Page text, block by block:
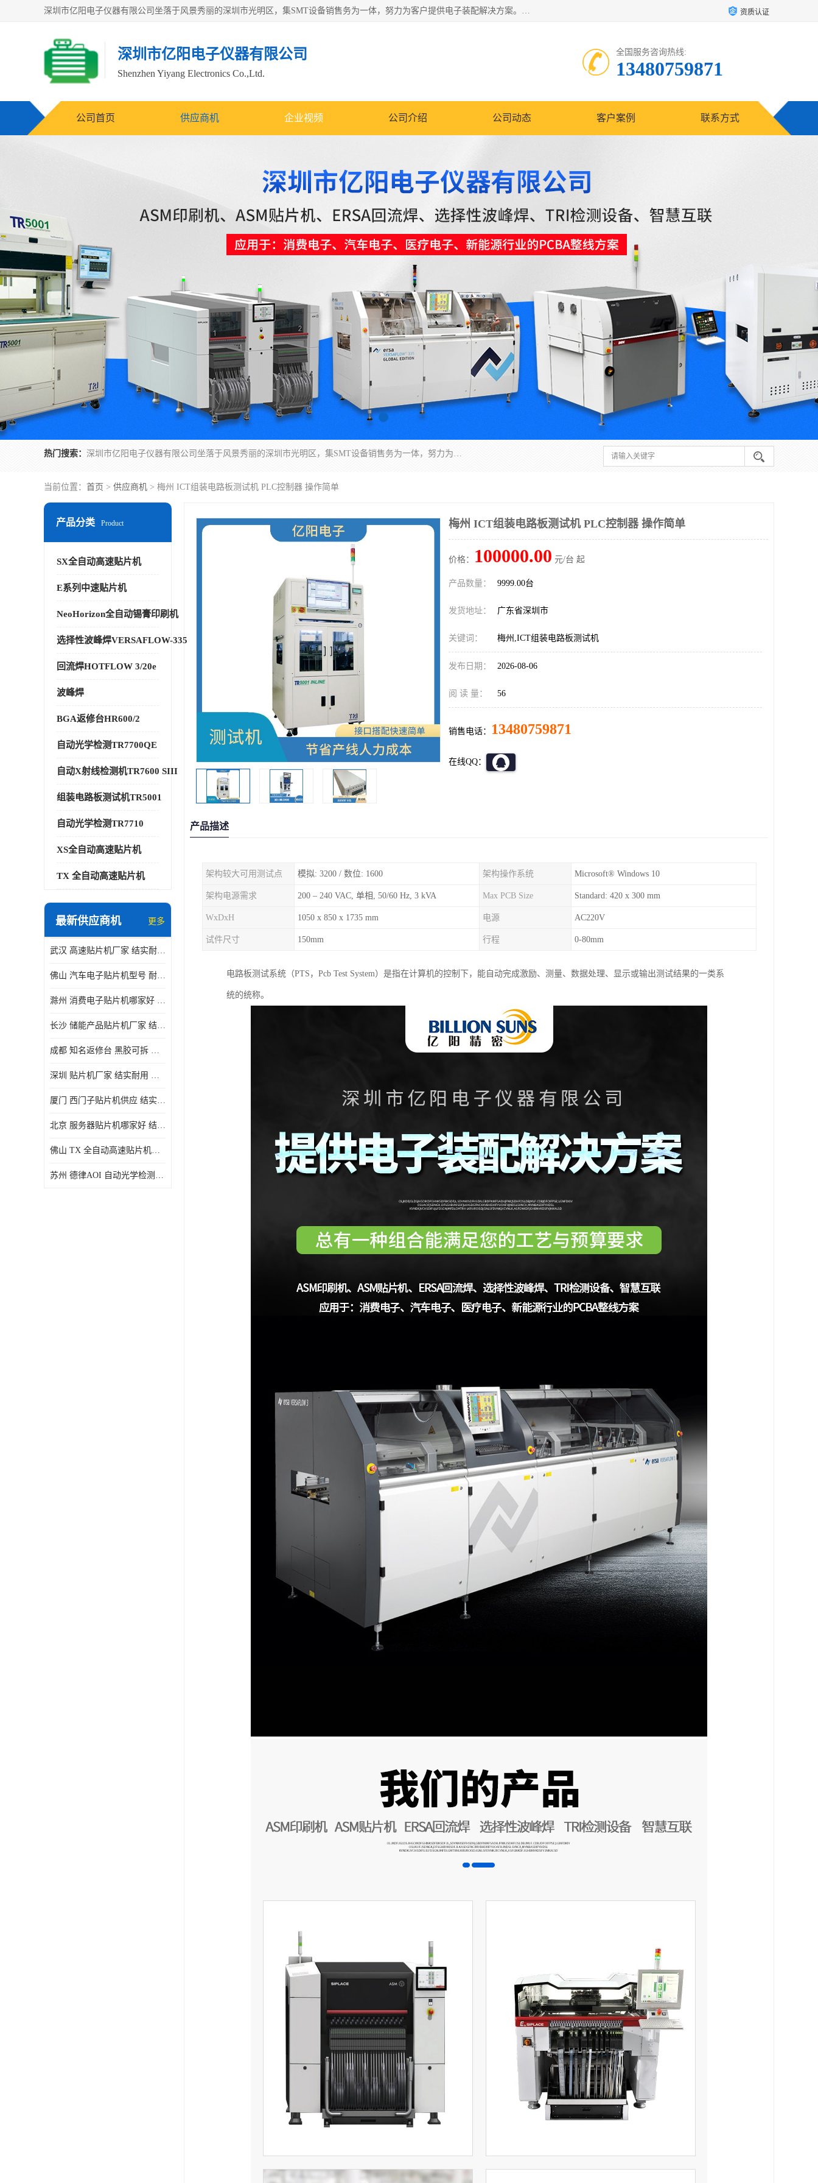
深圳市亿阳电子仪器有限公司坐落于风景秀丽的深圳市光明区，集SMT设备销售务为一体，努力为客户提供电子装配解决方案。与行业**SMT设备厂商：ASM（印刷机，锡膏检查机，贴片机），德国ERSA（爱莎）建立了稳固的代理合作关系，销售的设备一直保持**电子装配行业未来发展方向，能够满足客户各种繁杂产品的生产应用。 资质认证
深圳市亿阳电子仪器有限公司
Shenzhen Yiyang Electronics Co.,Ltd.
全国服务咨询热线:
13480759871
公司首页 供应商机 企业视频 公司介绍 公司动态 客户案例 联系方式
热门搜索： 深圳市亿阳电子仪器有限公司坐落于风景秀丽的深圳市光明区，集SMT设备销售务为一体，努力为客户提供电子装配解决方案。与行业**SMT设备厂商：ASM（印刷机，锡膏检查机，贴片机），德国ERSA（爱莎）建立了稳固的代理合作关系，销售的设备一直保持**电子装配行业未来发展方向，能够满足客户各种繁杂产品的生产应用。
当前位置： 首页 > 供应商机 > 梅州 ICT组装电路板测试机 PLC控制器 操作简单
产品分类 Product
SX全自动高速贴片机
E系列中速贴片机
NeoHorizon全自动锡膏印刷机
选择性波峰焊VERSAFLOW-335
回流焊HOTFLOW 3/20e
波峰焊
BGA返修台HR600/2
自动光学检测TR7700QE
自动X射线检测机TR7600 SIII
组装电路板测试机TR5001
自动光学检测TR7710
XS全自动高速贴片机
TX 全自动高速贴片机
最新供应商机 更多
武汉 高速贴片机厂家 结实耐用 贴片效率高
佛山 汽车电子贴片机型号 耐振动 宽容性高
滁州 消费电子贴片机哪家好 结实耐用 全自动化
长沙 储能产品贴片机厂家 结实耐用 适用范围广
成都 知名返修台 黑胶可拆 对位 校正 贴放准确
深圳 贴片机厂家 结实耐用 全自动化
厦门 西门子贴片机供应 结实耐用 提高生产率
北京 服务器贴片机哪家好 结实耐用 宽容性高
佛山 TX 全自动高速贴片机型号 结实耐用 全自动化
苏州 德律AOI 自动光学检测 帮助节省时间和劳动力成本
梅州 ICT组装电路板测试机 PLC控制器 操作简单
价格： 100000.00 元/台 起
产品数量： 9999.00台
发货地址： 广东省深圳市
关键词： 梅州,ICT组装电路板测试机
发布日期： 2026-08-06
阅 读 量： 56
销售电话： 13480759871
在线QQ：
产品描述
架构较大可用测试点 模拟: 3200 / 数位: 1600 架构操作系统 Microsoft® Windows 10
架构电源需求 200 – 240 VAC, 单相, 50/60 Hz, 3 kVA Max PCB Size Standard: 420 x 300 mm
WxDxH 1050 x 850 x 1735 mm 电源 AC220V
试件尺寸 150mm 行程 0-80mm
电路板测试系统（PTS，Pcb Test System）是指在计算机的控制下，能自动完成激励、测量、数据处理、显示或输出测试结果的一类系
统的统称。